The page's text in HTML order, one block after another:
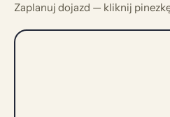
Zaplanuj dojazd — kliknij